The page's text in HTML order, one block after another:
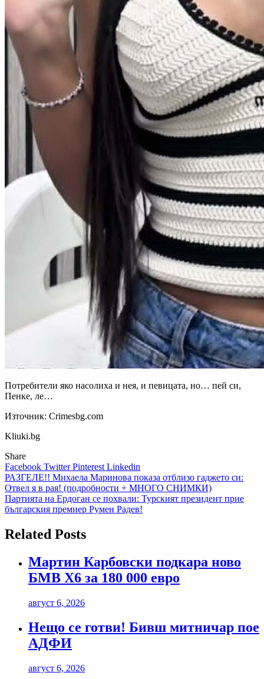
Потребители яко насолиха и нея, и певицата, но… пей си,
Пенке, ле…
Източник: Crimesbg.com
Kliuki.bg
Share
Facebook TwitterPinterest Linkedin
Навигация
РАЗГЕЛЕ!! Михаела Маринова показа отблизо гаджето си:
Отвел я в рая! (подробности + МНОГО СНИМКИ)
Партията на Ердоган се похвали: Турският президент прие
българския премиер Румен Радев!
Related Posts
Мартин Карбовски подкара ново
БМВ Х6 за 180 000 евро
август 6, 2026
Нещо се готви! Бивш митничар пое
АДФИ
август 6, 2026